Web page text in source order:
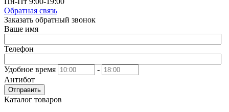
Обратная связь
Заказать обратный звонок
Ваше имя
Телефон
Удобное время
-
Антибот
Отправить
Каталог товаров